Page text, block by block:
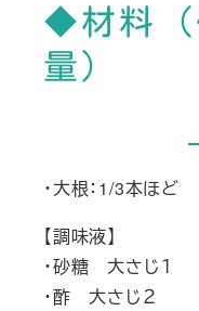
◆材料（
量）
・大根：1/3本ほど
【調味液】
・砂糖 大さじ１
・酢 大さじ２